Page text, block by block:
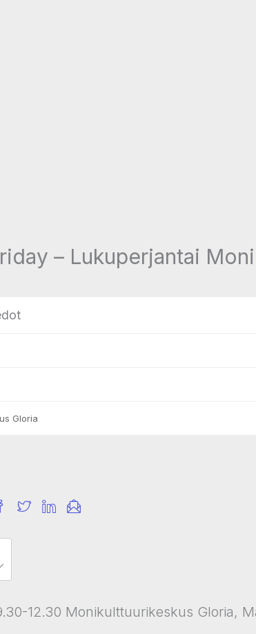
– Lukuperjantai
Gloria
12.30 Monikulttuurikeskus Gloria,